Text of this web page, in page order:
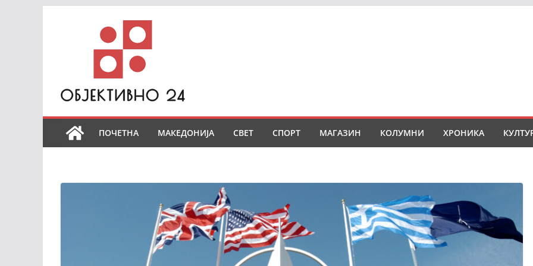
ПОЧЕТНА МАКЕДОНИЈА СВЕТ СПОРТ МАГАЗИН КОЛУМНИ ХРОНИКА